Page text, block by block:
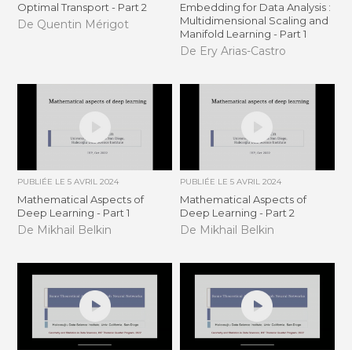
Optimal Transport - Part 2
De Quentin Mérigot
Embedding for Data Analysis :
Multidimensional Scaling and
Manifold Learning - Part 1
De Ery Arias-Castro
PUBLIÉE LE5 AVRIL 2024
Mathematical Aspects of
Deep Learning - Part 1
De Mikhail Belkin
PUBLIÉE LE 5 AVRIL 2024
Mathematical Aspects of
Deep Learning - Part 2
De Mikhail Belkin